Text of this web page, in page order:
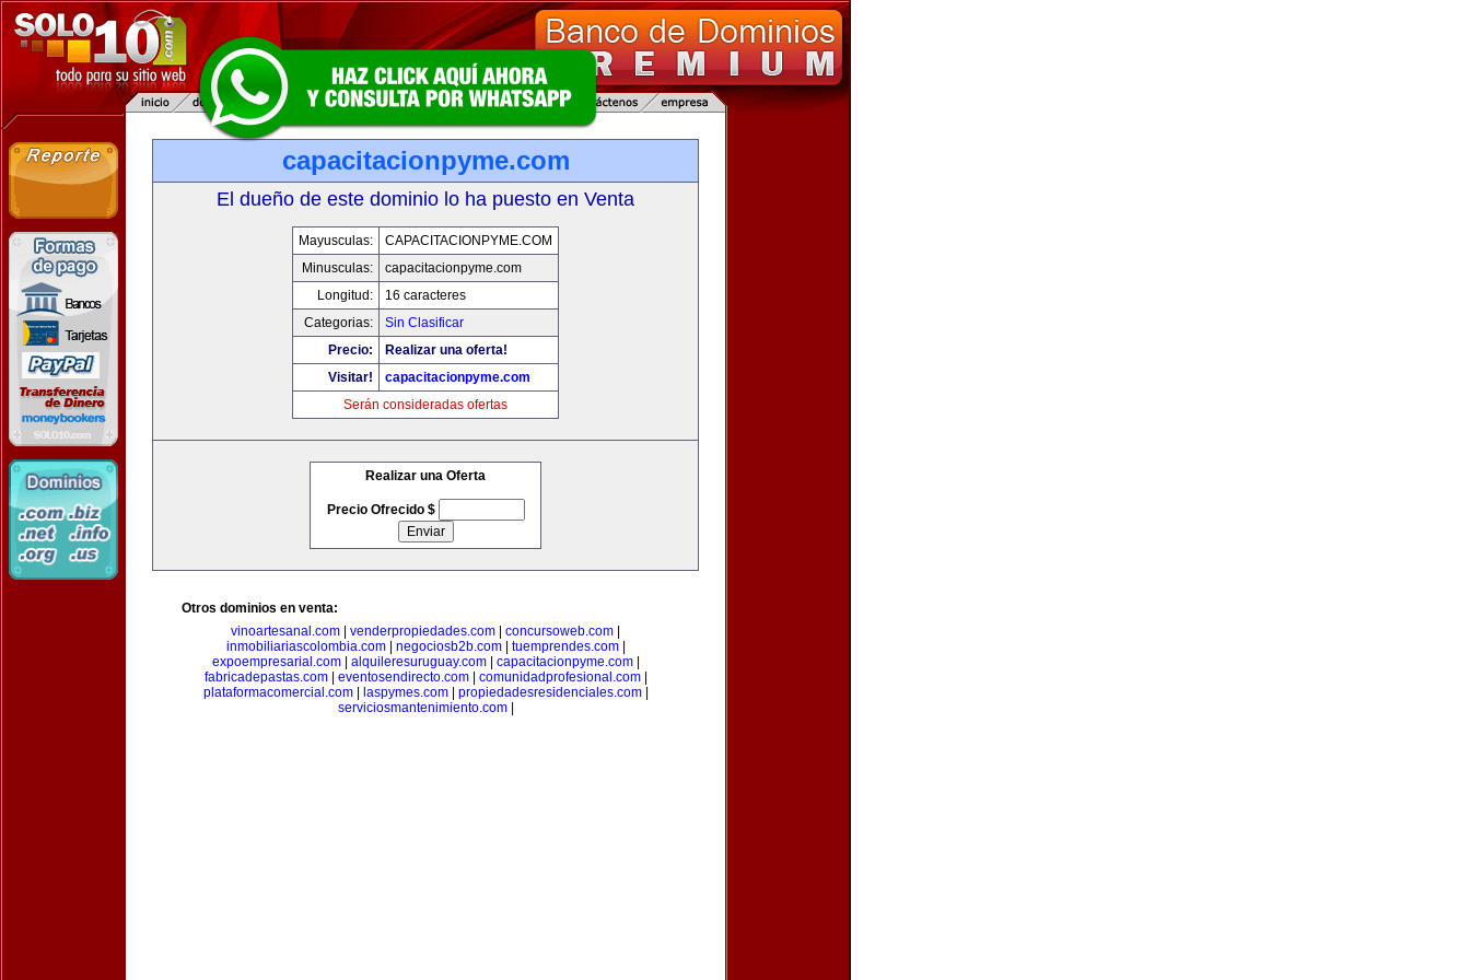
capacitacionpyme.com
El dueño de este dominio lo ha puesto en Venta
Mayusculas:
CAPACITACIONPYME.COM
Minusculas:
capacitacionpyme.com
Longitud:
16 caracteres
Categorias:
Sin Clasificar
Precio:
Realizar una oferta!
Visitar!
capacitacionpyme.com
Serán consideradas ofertas
Realizar una Oferta
Precio Ofrecido $
Otros dominios en venta:
vinoartesanal.com
venderpropiedades.com concursoweb.com
inmobiliariascolombia.com| negociosb2b.com| tuemprendes.com|
expoempresarial.com| alquileresuruguay.com| capacitacionpyme.com|
fabricadepastas.com| eventosendirecto.com| comunidadprofesional.com|
plataformacomercial.com| laspymes.com| propiedadesresidenciales.com|
serviciosmantenimiento.com|